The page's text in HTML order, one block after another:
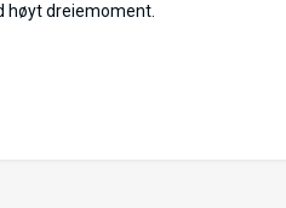
høyt dreiemoment.